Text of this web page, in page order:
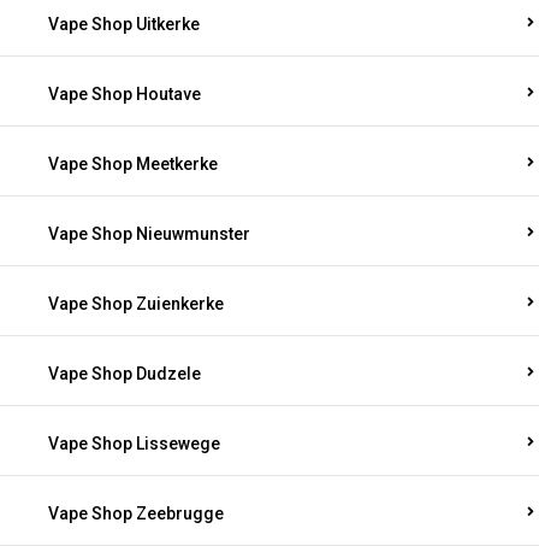
Vape Shop Uitkerke
Vape Shop Houtave
Vape Shop Meetkerke
Vape Shop Nieuwmunster
Vape Shop Zuienkerke
Vape Shop Dudzele
Vape Shop Lissewege
Vape Shop Zeebrugge